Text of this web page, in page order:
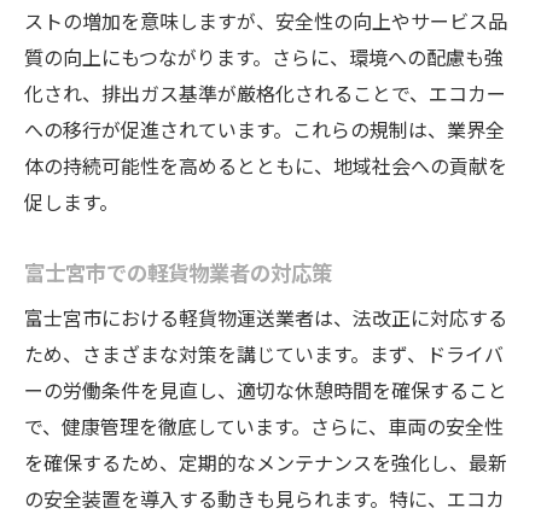
法改正の業界全体への影響評価
静岡県の軽貨物運送への法改正の影響
法改正で変わる静岡県の物流事情
軽貨物運送業界の将来像と課題
静岡県での軽貨物運送の新たな展望
地域住民と業界の相互作用の変化
富士宮市黒田での軽貨物運送の新展開
黒田での軽貨物運送の新たな取り組み
法改正がもたらす地域物流の変革
黒田で注目される運送ビジネスの可能性
ストの増加を意味しますが、安全性の向上やサービス品
質の向上にもつながります。さらに、環境への配慮も強
化され、排出ガス基準が厳格化されることで、エコカー
への移行が促進されています。これらの規制は、業界全
体の持続可能性を高めるとともに、地域社会への貢献を
促します。
富士宮市での軽貨物業者の対応策
富士宮市における軽貨物運送業者は、法改正に対応する
ため、さまざまな対策を講じています。まず、ドライバ
ーの労働条件を見直し、適切な休憩時間を確保すること
で、健康管理を徹底しています。さらに、車両の安全性
を確保するため、定期的なメンテナンスを強化し、最新
の安全装置を導入する動きも見られます。特に、エコカ